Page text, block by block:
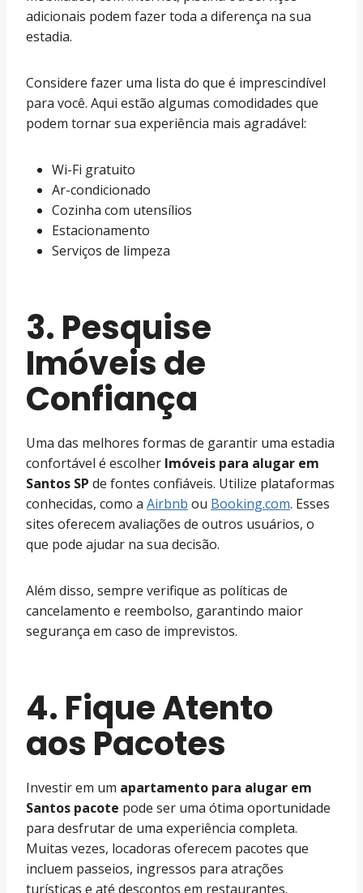
adicionais podem fazer toda a diferença na sua
estadia.
Considere fazer uma lista do que é imprescindível
para você. Aqui estão algumas comodidades que
podem tornar sua experiência mais agradável:
Wi-Fi gratuito
Ar-condicionado
Cozinha com utensílios
Estacionamento
Serviços de limpeza
3. Pesquise
Imóveis de
Confiança
Uma das melhores formas de garantir uma estadia
confortável é escolher Imóveis para alugar em
Santos SP de fontes confiáveis. Utilize plataformas
conhecidas, como a Airbnb ou Booking.com. Esses
sites oferecem avaliações de outros usuários, o
que pode ajudar na sua decisão.
Além disso, sempre verifique as políticas de
cancelamento e reembolso, garantindo maior
segurança em caso de imprevistos.
4. Fique Atento
aos Pacotes
Investir em um apartamento para alugar em
Santos pacote pode ser uma ótima oportunidade
para desfrutar de uma experiência completa.
Muitas vezes, locadoras oferecem pacotes que
incluem passeios, ingressos para atrações
turísticas e até descontos em restaurantes.